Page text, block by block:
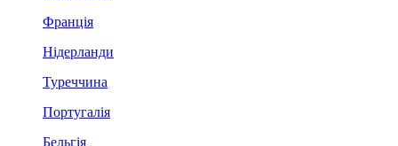
Франція
Нідерланди
Туреччина
Португалія
Бельгія